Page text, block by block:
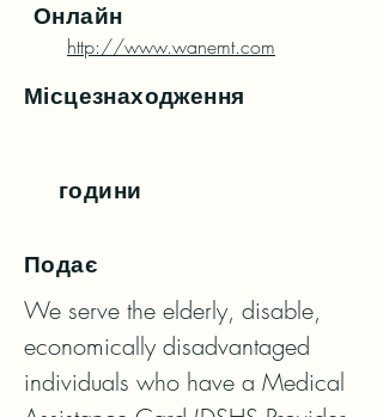
Онлайн
http://www.wanemt.com
Місцезнаходження
години
Подає
We serve the elderly, disable,
economically disadvantaged
individuals who have a Medical